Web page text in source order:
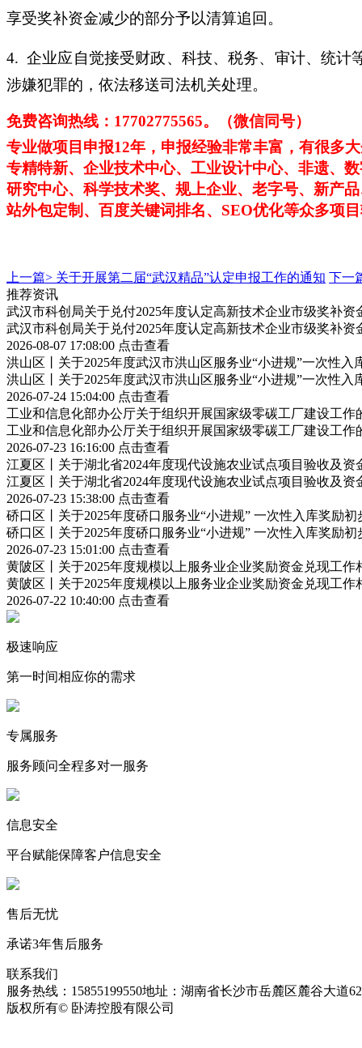
享受奖补资金减少的部分予以清算追回。
4. 企业应自觉接受财政、科技、税务、审计、统计
涉嫌犯罪的，依法移送司法机关处理。
免费咨询热线： 17702775565。（微信同号）
专业做项目申报12年，申报经验非常丰富，有很多
专精特新、企业技术中心、工业设计中心、非遗、
研究中心、科学技术奖、规上企业、老字号、新产
站外包定制、百度关键词排名、SEO优化等众多项
上一篇> 关于开展第二届“武汉精品”认定申报工作的通知
下一
推荐资讯
武汉市科创局关于兑付2025年度认定高新技术企业市级奖补资
武汉市科创局关于兑付2025年度认定高新技术企业市级奖补资
2026-08-07 17:08:00 点击查看
洪山区丨关于2025年度武汉市洪山区服务业“小进规”一次性
洪山区丨关于2025年度武汉市洪山区服务业“小进规”一次性
2026-07-24 15:04:00 点击查看
工业和信息化部办公厅关于组织开展国家级零碳工厂建设工作
工业和信息化部办公厅关于组织开展国家级零碳工厂建设工作
2026-07-23 16:16:00 点击查看
江夏区丨关于湖北省2024年度现代设施农业试点项目验收及资
江夏区丨关于湖北省2024年度现代设施农业试点项目验收及资
2026-07-23 15:38:00 点击查看
硚口区丨关于2025年度硚口服务业“小进规” 一次性入库奖励
硚口区丨关于2025年度硚口服务业“小进规” 一次性入库奖励
2026-07-23 15:01:00 点击查看
黄陂区丨关于2025年度规模以上服务业企业奖励资金兑现工作
黄陂区丨关于2025年度规模以上服务业企业奖励资金兑现工作
2026-07-22 10:40:00 点击查看
极速响应
第一时间相应你的需求
专属服务
服务顾问全程多对一服务
信息安全
平台赋能保障客户信息安全
售后无忧
承诺3年售后服务
联系我们
服务热线：15855199550地址：湖南省长沙市岳麓区麓谷大道
版权所有© 卧涛控股有限公司